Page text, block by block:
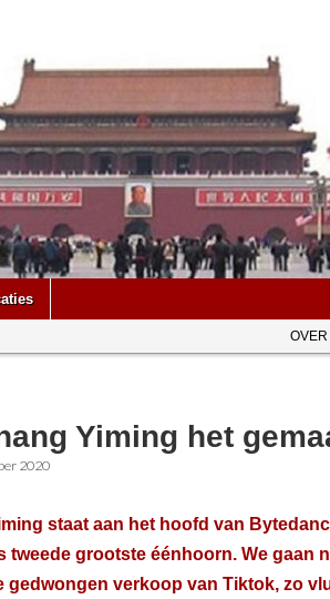
Yiming het
2020
staat aan het hoofd van
tweede grootste éénhoorn. We gaan
gedwongen verkoop van Tiktok, zo